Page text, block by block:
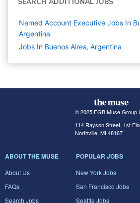
Named Account Executive Jobs In
Argentina
Jobs In Buenos Aires, Argentina
© 2025 FGB Muse Group
114 Rayson Street, 1st
Northville, MI 48167
ABOUT THE MUSE
About Us
FAQs
Search Jobs
POPULAR JOBS
New York Jobs
San Francisco Jobs
Seattle Jobs